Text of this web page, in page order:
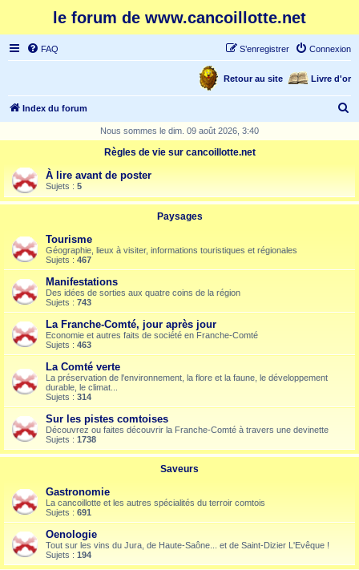
le forum de www.cancoillotte.net
FAQ Connexion
S’enregistrer
Livre d'or
Retour au site
Index du forum
r
Nous sommes le dim. 09 août 2026, 3:40
Règles de vie sur cancoillotte.net
À lire avant de poster
Sujets : 5
Paysages
Tourisme
Géographie, lieux à visiter, informations touristiques et régionales
Sujets : 467
Manifestations
Des idées de sorties aux quatre coins de la région
Sujets : 743
La Franche-Comté, jour après jour
Economie et autres faits de société en Franche-Comté
Sujets : 463
La Comté verte
La préservation de l'environnement, la flore et la faune, le développement
durable, le climat...
Sujets : 314
Sur les pistes comtoises
Découvrez ou faites découvrir la Franche-Comté à travers une devinette
Sujets : 1738
Saveurs
Gastronomie
La cancoillotte et les autres spécialités du terroir comtois
Sujets : 691
Oenologie
Tout sur les vins du Jura, de Haute-Saône... et de Saint-Dizier L'Evêque !
Sujets : 194